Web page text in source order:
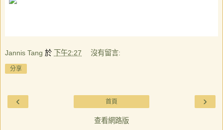
Jannis Tang 於 下午2:27 沒有留言:
分享
‹ ›
首頁
查看網路版